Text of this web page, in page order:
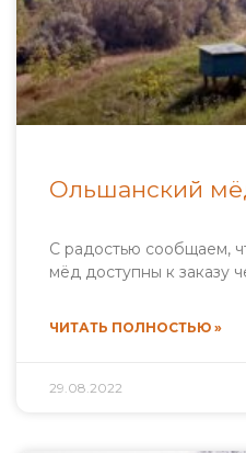
Ольшанский
С радостью сообщаем,
мёд доступны к заказу
ЧИТАТЬ ПОЛНОСТЬЮ »
29.08.2022